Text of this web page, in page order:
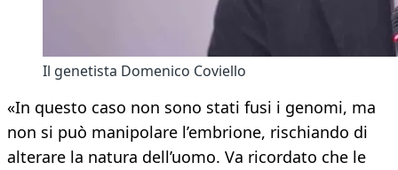
Il genetista Domenico Coviello
«In questo caso non sono stati fusi i genomi, ma
non si può manipolare l’embrione, rischiando di
alterare la natura dell’uomo. Va ricordato che le